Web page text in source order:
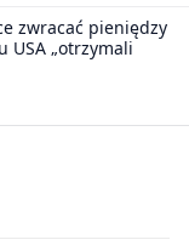
zwracać pieniędzy
USA „otrzymali